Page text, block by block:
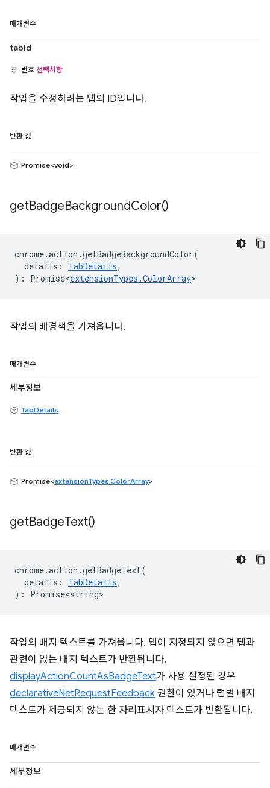
매개변수
tabId
번호 선택사항
작업을 수정하려는 탭의 ID입니다.
반환 값
Promise<void>
getBadgeBackgroundColor()
chrome.action .getBadgeBackgroundColor(
details : TabDetails,
) : Promise<extensionTypes .ColorArray>
작업의 배경색을 가져옵니다.
매개변수
세부정보
TabDetails
반환 값
Promise<extensionTypes.ColorArray>
getBadgeText()
chrome.action .getBadgeText(
details : TabDetails,
) : Promise<string>
작업의 배지 텍스트를 가져옵니다. 탭이 지정되지 않으면 탭과
관련이 없는 배지 텍스트가 반환됩니다.
displayActionCountAsBadgeText가 사용 설정된 경우
declarativeNetRequestFeedback 권한이 있거나 탭별 배지
텍스트가 제공되지 않는 한 자리표시자 텍스트가 반환됩니다.
매개변수
세부정보